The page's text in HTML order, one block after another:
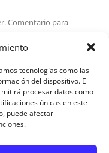
tecnologías como las
del dispositivo. El
procesar datos como
únicas en este
puede afectar
Comentario para
para
para matrimonios: